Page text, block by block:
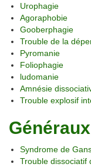
Urophagie
Agoraphobie
Gooberphagie
Trouble de la
Pyromanie
Foliophagie
ludomanie
Amnésie
Trouble explosif
Généraux
Syndrome de
Trouble dissociatif